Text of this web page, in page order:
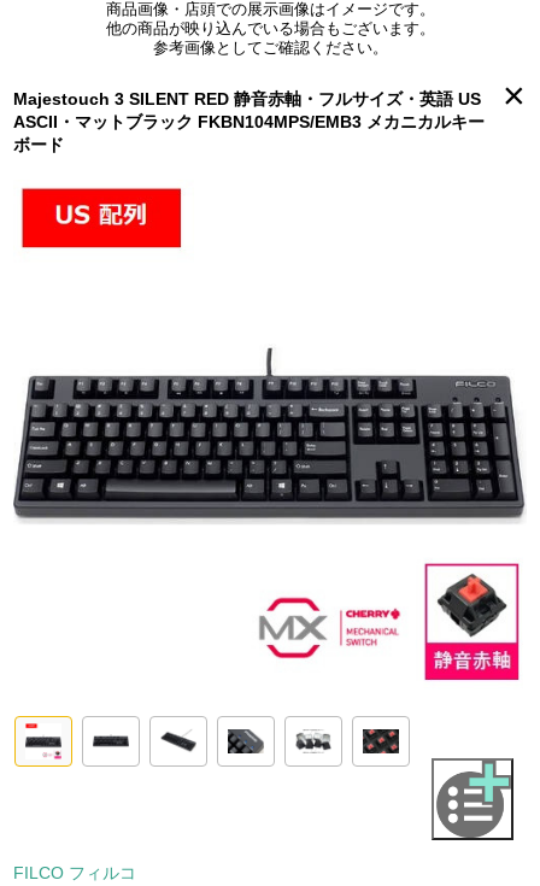
商品画像・店頭での展示画像はイメージです。
他の商品が映り込んでいる場合もございます。
参考画像としてご確認ください。
×
Majestouch 3 SILENT RED 静音赤軸・フルサイズ・英語 US
ASCII・マットブラック FKBN104MPS/EMB3 メカニカルキー
ボード
FILCO フィルコ